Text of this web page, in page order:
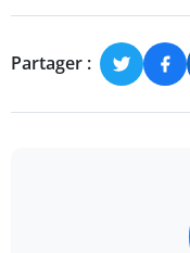
Partager :